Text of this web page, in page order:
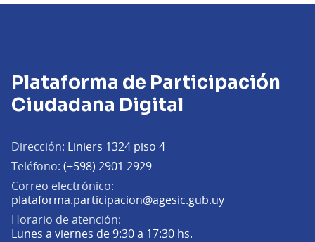
Plataforma de Participación
Ciudadana Digital
Dirección: Liniers 1324 piso 4
Teléfono: (+598) 2901 2929
Correo electrónico:
plataforma.participacion@agesic.gub.uy(Abrir en una
Horario de atención:
Lunes a viernes de 9:30 a 17:30 hs.